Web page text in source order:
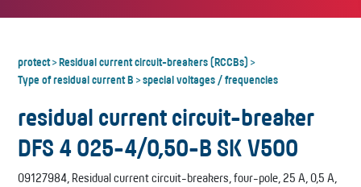
protect>Residual current circuit-breakers (RCCBs) >
Type of residual current B >special voltages / frequencies
residual current circuit-breaker
DFS 4 025-4/0,50-B SK V500
09127984, Residual current circuit-breakers, four-pole, 25 A, 0,5 A,